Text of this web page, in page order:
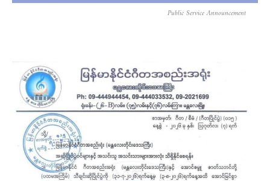
Public Service Announcement